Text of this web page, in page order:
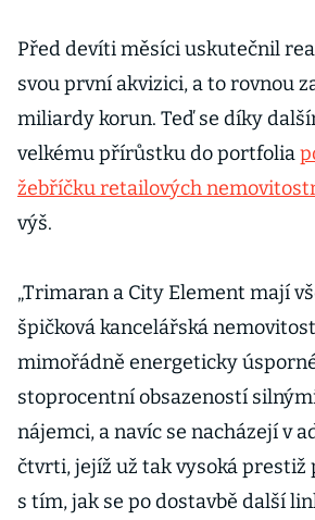
Před devíti měsíci uskutečnil
svou první akvizici, a to rovnou
miliardy korun. Teď se díky
velkému přírůstku do portfolia
žebříčku retailových
výš.
„Trimaran a City Element mají
špičková kancelářská
mimořádně energeticky
stoprocentní obsazeností
nájemci, a navíc se nacházejí v
čtvrti, jejíž už tak vysoká prestiž
s tím, jak se po dostavbě další